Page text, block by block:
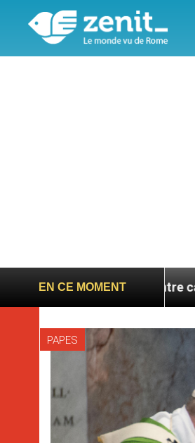
EN CE MOMENT
confie : entre catéchuménat,
PAPES